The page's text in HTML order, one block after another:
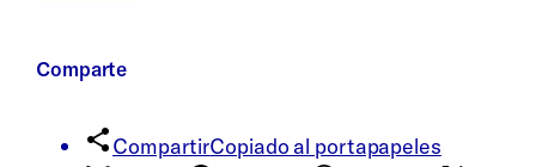
Comparte
CompartirCopiado al portapapeles